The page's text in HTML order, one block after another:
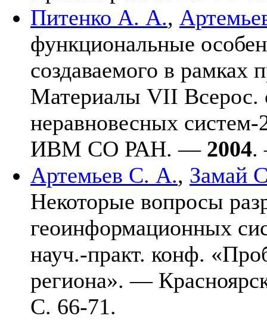
Питенко А. А.,
функциональные
создаваемого в рамках
Материалы VII Всерос.
неравновесных
ИВМ СО РАН. — 2004.
Артемьев С. А., Замай
Некоторые вопросы
геоинформационных
науч.-практ. конф.
региона». —
C. 66-71.